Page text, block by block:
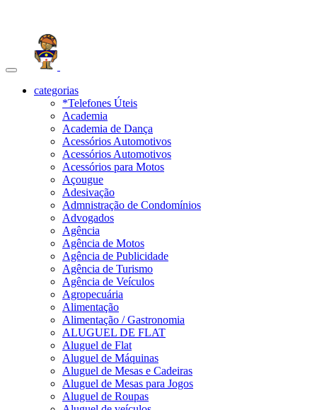
Toggle
navigationcategorias
*Telefones Úteis
Academia
Academia de Dança
Acessórios Automotivos
Acessórios Automotivos
Acessórios para Motos
Açougue
Adesivação
Admnistração de Condomínios
Advogados
Agência
Agência de Motos
Agência de Publicidade
Agência de Turismo
Agência de Veículos
Agropecuária
Alimentação
Alimentação / Gastronomia
ALUGUEL DE FLAT
Aluguel de Flat
Aluguel de Máquinas
Aluguel de Mesas e Cadeiras
Aluguel de Mesas para Jogos
Aluguel de Roupas